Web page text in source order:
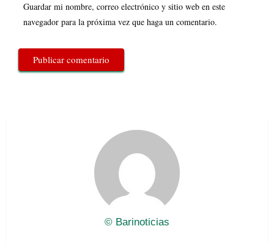
Guardar mi nombre, correo electrónico y sitio web en este
navegador para la próxima vez que haga un comentario.
© Barinoticias